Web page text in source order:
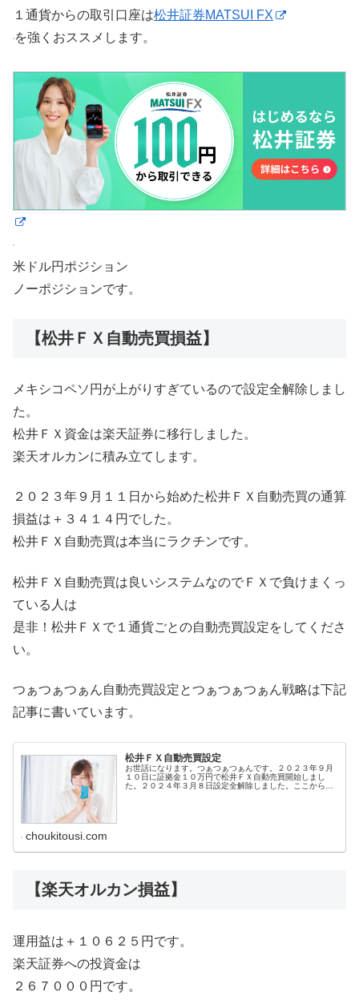
１通貨からの取引口座は松井証券MATSUI FX
を強くおススメします。
米ドル円ポジション
ノーポジションです。
【松井ＦＸ自動売買損益】
メキシコペソ円が上がりすぎているので設定全解除しまし
た。
松井ＦＸ資金は楽天証券に移行しました。
楽天オルカンに積み立てします。
２０２３年９月１１日から始めた松井ＦＸ自動売買の通算
損益は＋３４１４円でした。
松井ＦＸ自動売買は本当にラクチンです。
松井ＦＸ自動売買は良いシステムなのでＦＸで負けまくっ
ている人は
是非！松井ＦＸで１通貨ごとの自動売買設定をしてくださ
い。
つぁつぁつぁん自動売買設定とつぁつぁつぁん戦略は下記
記事に書いています。
松井ＦＸ自動売買設定
お世話になります。つぁつぁつぁんです。２０２３年９月
１０日に証拠金１０万円で松井ＦＸ自動売買開始しまし
た。２０２４年３月８日設定全解除しました。ここからは
choukitousi.com
【楽天オルカン損益】
運用益は＋１０６２５円です。
楽天証券への投資金は
２６７０００円です。